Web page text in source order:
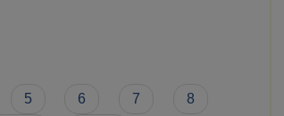
5 6 7
8